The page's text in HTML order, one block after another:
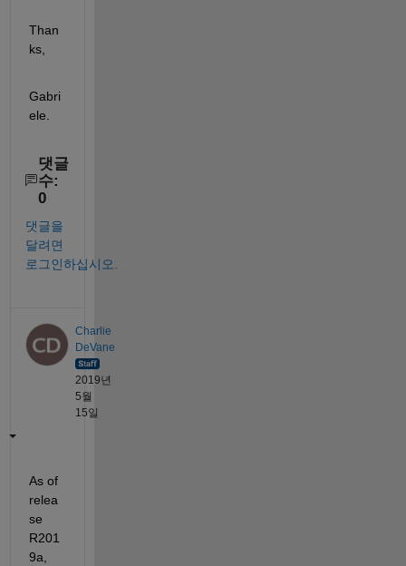
Than
ks,
Gabri
ele.
댓글
수:
0
댓글을
달려면
로그인하십시오.
Charlie
DeVane
2019년
5월
15일
As of
relea
se
R201
9a,